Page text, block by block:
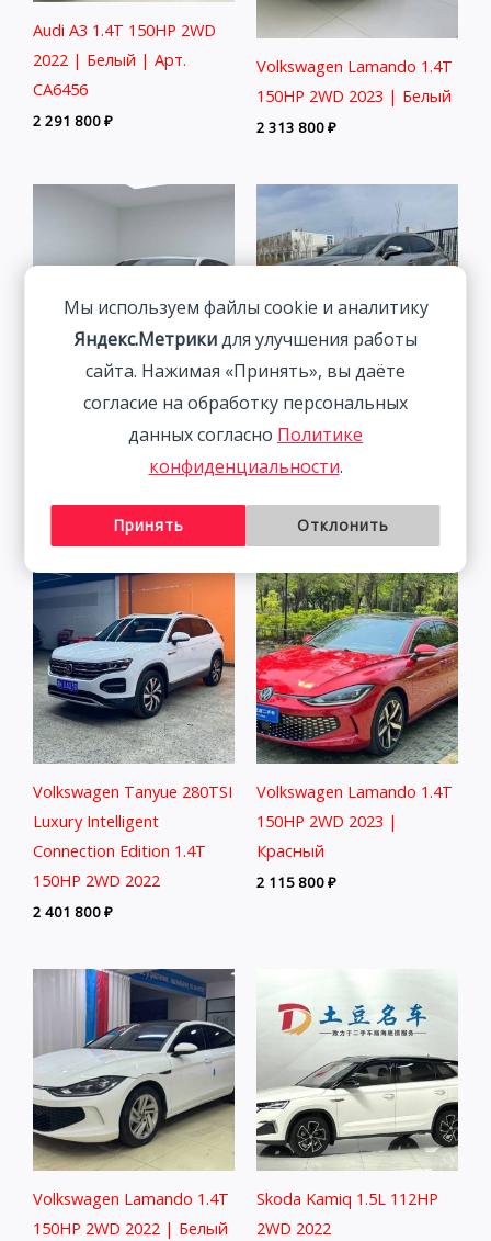
Audi A3 1.4T 150HP 2WD
2022 | Белый | Арт.
CA6456
2 291 800₽
Volkswagen Lamando 1.4T
150HP 2WD 2023 | Белый
2 313 800₽
BMW 3 Series 2.0T 156HP
Lexus NX200 Trendy
Edition 2.0L 150HP 4WD
2021
3 498 800₽
Volkswagen Tanyue 280TSI
Luxury Intelligent
Connection Edition 1.4T
150HP 2WD 2022
2 401 800₽
Volkswagen Lamando 1.4T
150HP 2WD 2023 |
Красный
2 115 800₽
Volkswagen Lamando 1.4T
150HP 2WD 2022 | Белый
Skoda Kamiq 1.5L 112HP
2WD 2022
Мы используем файлы cookie и аналитику
Яндекс.Метрикидля улучшения работы
сайта. Нажимая «Принять», вы даёте
согласие на обработку персональных
данных согласно Политике
конфиденциальности.
Принять Отклонить